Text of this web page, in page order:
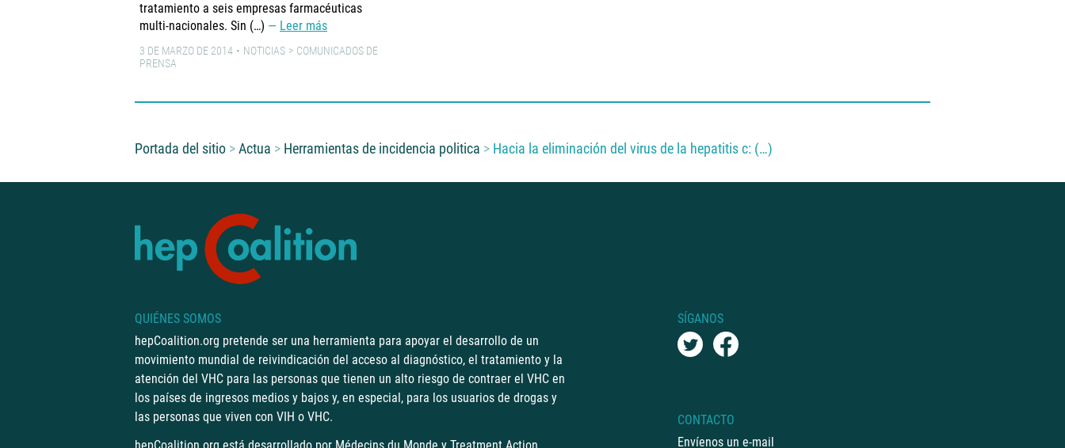
tratamiento a seis empresas farmacéuticas
multi-nacionales. Sin (…)
Leer más
3 DE MARZO DE 2014 NOTICIAS
COMUNICADOS DE
PRENSA
Usted está aquí:
Portada del sitio Actua Herramientas de incidencia politica Hacia la eliminación del virus de la hepatitis c: (…)
QUIÉNES SOMOS
hepCoalition.org pretende ser una herramienta para apoyar el desarrollo de un
movimiento mundial de reivindicación del acceso al diagnóstico, el tratamiento y la
atención del VHC para las personas que tienen un alto riesgo de contraer el VHC en
los países de ingresos medios y bajos y, en especial, para los usuarios de drogas y
las personas que viven con VIH o VHC.
SÍGANOS
CONTACTO
Envíenos un e-mail